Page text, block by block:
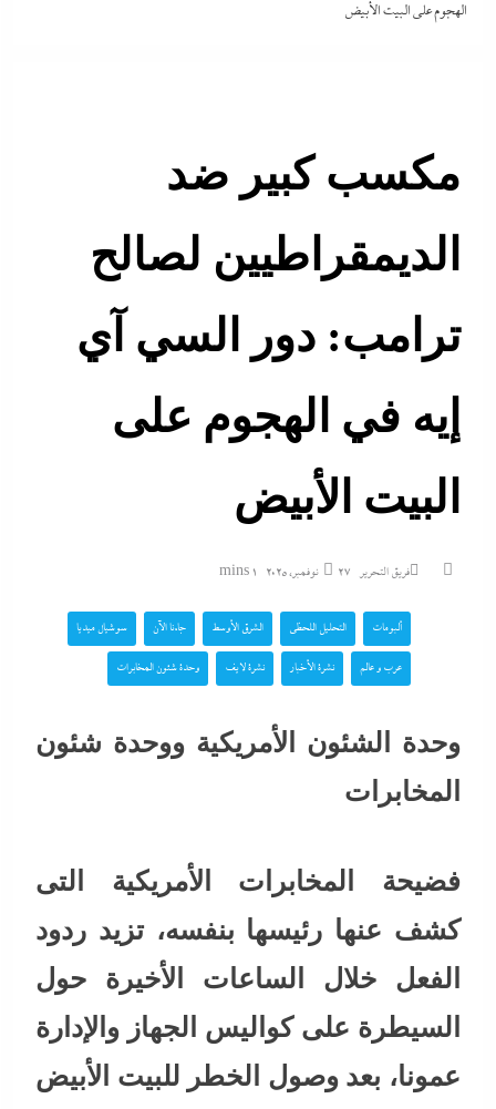
الهجوم على البيت الأبيض
مكسب كبير ضد
الديمقراطيين لصالح
ترامب: دور السي آي
إيه في الهجوم على
البيت الأبيض
فريق التحرير 27 نوفمبر، 2025 1 mins
ألبومات التحليل اللحظي الشرق الأوسط جاءنا الآن سوشيال ميديا
عرب و عالم نشرة الأخبار نشرة لايف وحدة شئون المخابرات
وحدة الشئون الأمريكية ووحدة شئون
المخابرات
فضيحة المخابرات الأمريكية التى
كشف عنها رئيسها بنفسه، تزيد ردود
الفعل خلال الساعات الأخيرة حول
السيطرة على كواليس الجهاز والإدارة
عمونا، بعد وصول الخطر للبيت الأبيض